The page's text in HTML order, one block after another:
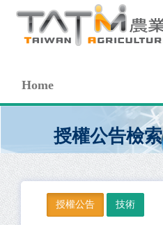
Home
授權公告檢索
授權公告 技術